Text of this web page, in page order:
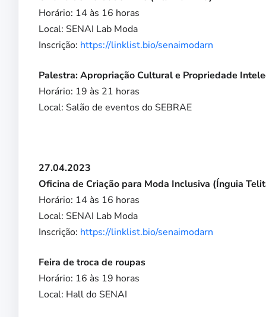
Horário: 14 às 16 horas
Local: SENAI Lab Moda
Inscrição: https://linklist.bio/senaimodarn
Palestra: Apropriação Cultural e Propriedade
Horário: 19 às 21 horas
Local: Salão de eventos do SEBRAE
27.04.2023
Oficina de Criação para Moda Inclusiva (Ínguia
Horário: 14 às 16 horas
Local: SENAI Lab Moda
Inscrição: https://linklist.bio/senaimodarn
Feira de troca de roupas
Horário: 16 às 19 horas
Local: Hall do SENAI